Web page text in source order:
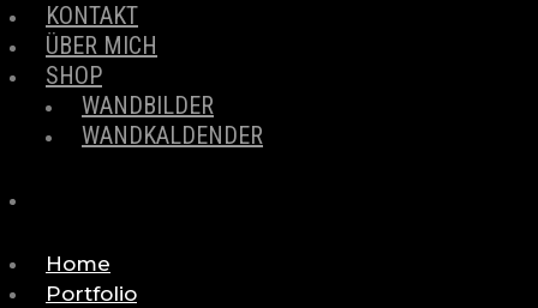
KONTAKT
ÜBER MICH
SHOP
WANDBILDER
WANDKALDENDER
Home
Portfolio